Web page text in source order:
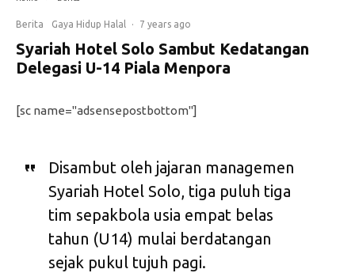
Berita Gaya Hidup Halal · 7 years ago
Syariah Hotel Solo Sambut Kedatangan
Delegasi U-14 Piala Menpora
[sc name="adsensepostbottom"]
Disambut oleh jajaran managemen
Syariah Hotel Solo, tiga puluh tiga
tim sepakbola usia empat belas
tahun (U14) mulai berdatangan
sejak pukul tujuh pagi.